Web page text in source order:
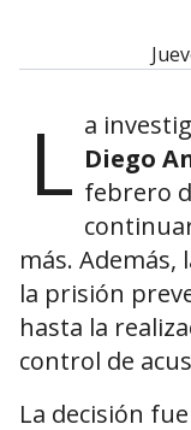
L a
Diego
febrero
más. Además,
la prisión
hasta la
control de
La decisión